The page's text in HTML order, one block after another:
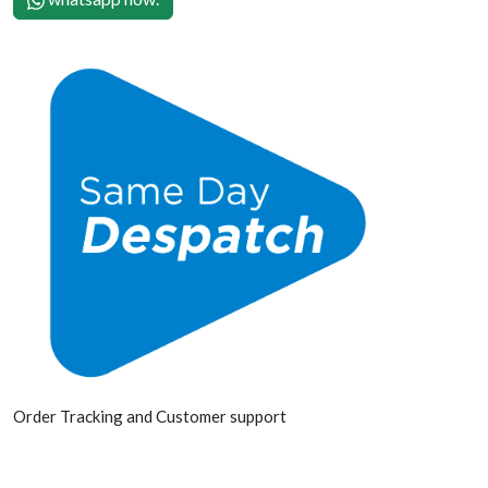
Order Tracking and Customer support